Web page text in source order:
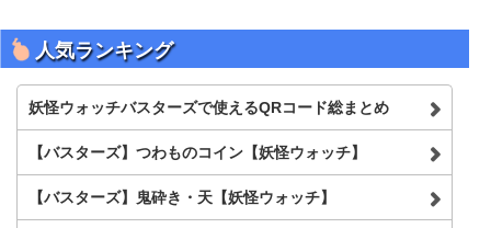
を
検
索
人気ランキング
妖怪ウォッチバスターズで使えるQRコード総まとめ
【バスターズ】つわものコイン【妖怪ウォッチ】
【バスターズ】鬼砕き・天【妖怪ウォッチ】